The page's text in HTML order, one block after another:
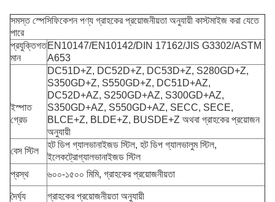
সমস্ত স্পেসিফিকেশন পণ্য গ্রাহকের প্রয়োজনীয়তা অনুযায়ী কাস্টমাইজ করা যেতে
পারে
প্রযুক্তিগত
মান
EN10147/EN10142/DIN 17162/JIS G3302/ASTM
A653
ইস্পাত
গ্রেড
DC51D+Z, DC52D+Z, DC53D+Z, S280GD+Z,
S350GD+Z, S550GD+Z, DC51D+AZ,
DC52D+AZ, S250GD+AZ, S300GD+AZ,
S350GD+AZ, S550GD+AZ, SECC, SECE,
BLCE+Z, BLDE+Z, BUSDE+Z অথবা গ্রাহকের প্রয়োজন
অনুযায়ী
বেস স্টিল
হট ডিপ গ্যালভানাইজড স্টিল, হট ডিপ গ্যালভালুম স্টিল,
ইলেকট্রোগ্যালভানাইজড স্টিল
প্রস্থ
৬০০-১৫০০ মিমি, গ্রাহকের প্রয়োজনীয়তা
দৈর্ঘ্য
গ্রাহকের প্রয়োজনীয়তা অনুযায়ী